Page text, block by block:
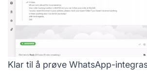
Klar til å prøve WhatsApp-